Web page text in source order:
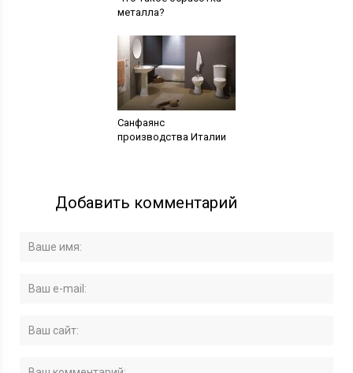
металла?
Санфаянс
производства Италии
Добавить комментарий